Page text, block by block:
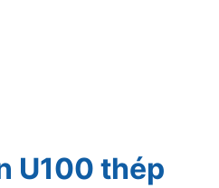
U100 thép